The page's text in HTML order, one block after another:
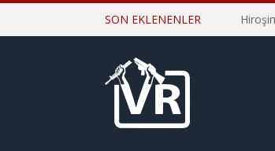
SON EKLENENLER